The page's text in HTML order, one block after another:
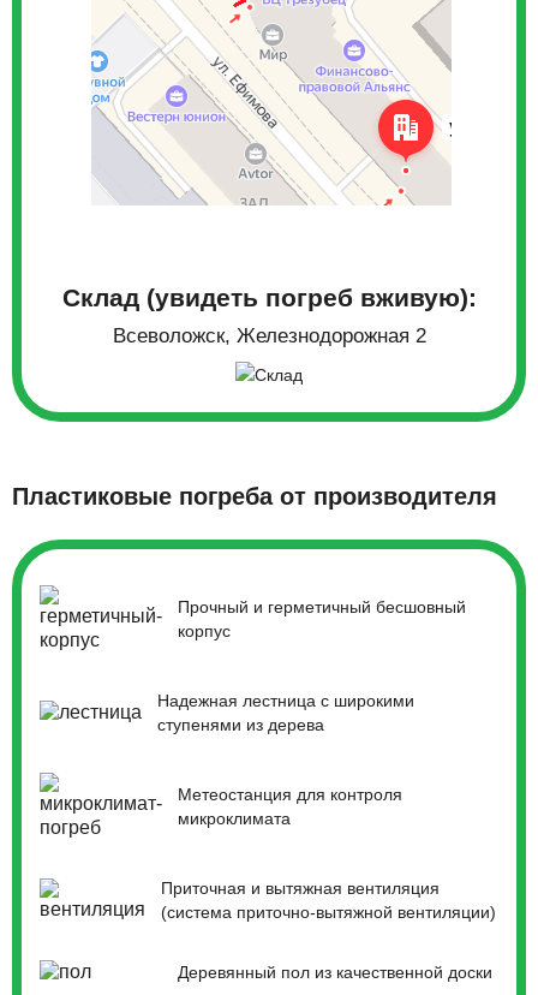
Склад (увидеть погреб вживую):
Всеволожск, Железнодорожная 2
Пластиковые погреба от производителя
Прочный и герметичный бесшовный
корпус
Надежная лестница с широкими
ступенями из дерева
Метеостанция для контроля
микроклимата
Приточная и вытяжная вентиляция
(система приточно-вытяжной вентиляции)
Деревянный пол из качественной доски